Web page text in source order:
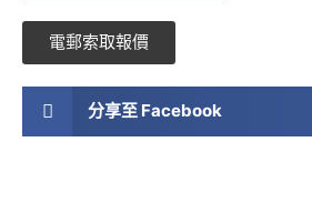
電郵索取報價
分享至 Facebook